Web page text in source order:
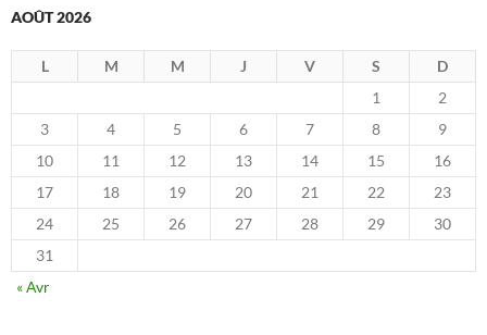
AOÛT 2026
L M M J V S
D
1
2
3
4 5 6 7 8
9
10
11 12 13 14 15
16
17
18 19 20 21 22
23
24
25 26 27 28 29
30
31
« Avr